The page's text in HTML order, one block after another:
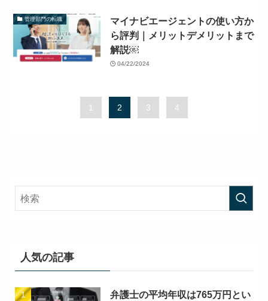
管理部門の転職
マイナビエージェントの使い方か
ら評判｜メリットデメリットまで
解説￼
04/22/2024
1 2 3 4
人気の記事
弁護士の平均年収は765万円とい